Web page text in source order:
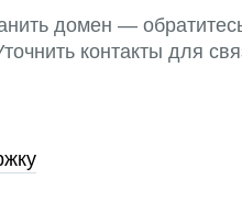
домен —
контакты для